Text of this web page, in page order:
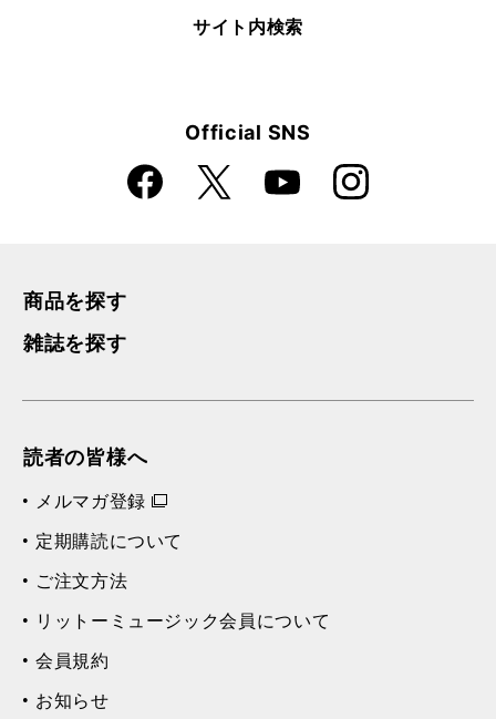
サイト内検索
Official SNS
Faceboo
k
X YouTube Instagra
m
商品を探す
雑誌を探す
読者の皆様へ
メルマガ登録
定期購読について
ご注文方法
リットーミュージック会員について
会員規約
お知らせ